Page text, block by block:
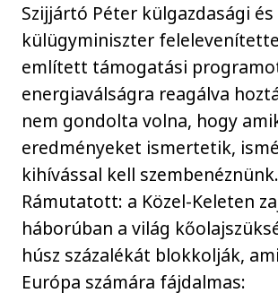
Szijjártó Péter külgazdasági és
külügyminiszter
említett támogatási
energiaválságra reagálva
nem gondolta volna, hogy
eredményeket ismertetik,
kihívással kell szembenéznünk.
Rámutatott: a Közel-Keleten
háborúban a világ
húsz százalékát blokkolják,
Európa számára fájdalmas: